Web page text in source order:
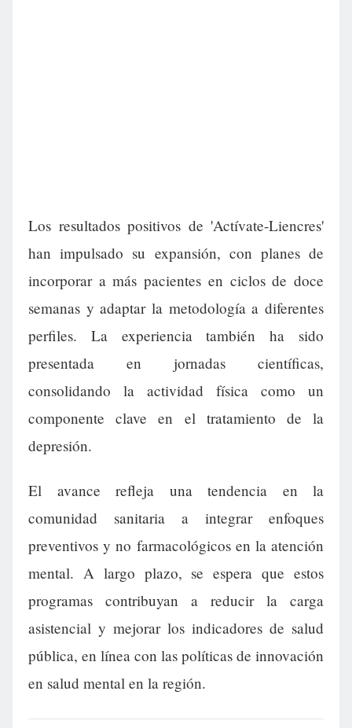
Los resultados positivos de 'Actívate-Liencres'
han impulsado su expansión, con planes de
incorporar a más pacientes en ciclos de doce
semanas y adaptar la metodología a diferentes
perfiles. La experiencia también ha sido
presentada en jornadas científicas,
consolidando la actividad física como un
componente clave en el tratamiento de la
depresión.
El avance refleja una tendencia en la
comunidad sanitaria a integrar enfoques
preventivos y no farmacológicos en la atención
mental. A largo plazo, se espera que estos
programas contribuyan a reducir la carga
asistencial y mejorar los indicadores de salud
pública, en línea con las políticas de innovación
en salud mental en la región.